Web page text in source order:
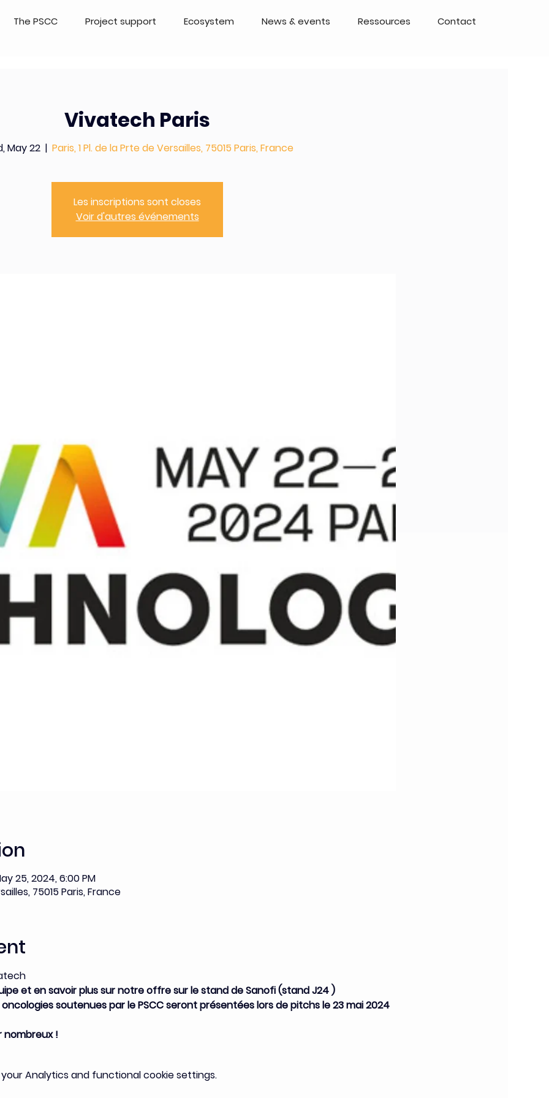
The PSCC Project support Ecosystem News & events Ressources Contact
Vivatech Paris
May 22
  |
Paris, 1 Pl. de la Prte de Versailles, 75015 Paris, France
Les inscriptions sont closes
Voir d'autres événements
25, 2024, 6:00 PM
75015 Paris, France
et en savoir plus sur notre offre sur le stand de Sanofi (stand J24 )
soutenues par le PSCC seront présentées lors de pitchs le 23 mai 2024
nombreux !
Analytics and functional cookie settings.